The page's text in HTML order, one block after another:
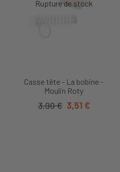
Casse tête - La bobine -
Moulin Roty
3,90 € 3,51 €